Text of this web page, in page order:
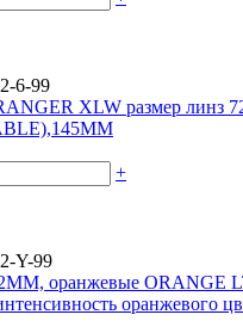
6-99
XLW размер линз
+
Y-99
оранжевые ORANGE
оранжевого